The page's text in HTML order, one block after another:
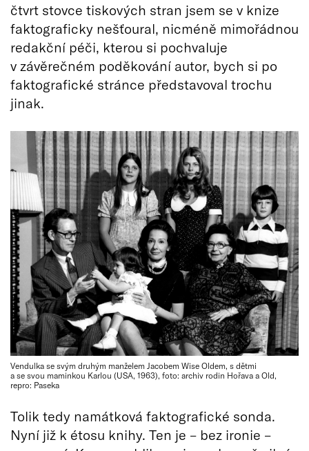
čtvrt stovce tiskových stran jsem se v knize
faktograficky nešťoural, nicméně mimořádnou
redakční péči, kterou si pochvaluje
v závěrečném poděkování autor, bych si po
faktografické stránce představoval trochu
jinak.
Vendulka se svým druhým manželem Jacobem Wise Oldem, s dětmi
a se svou maminkou Karlou (USA, 1963), foto: archiv rodin Hořava a Old,
repro: Paseka
Tolik tedy namátková faktografické sonda.
Nyní již k étosu knihy. Ten je – bez ironie –